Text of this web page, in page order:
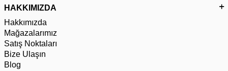
HAKKIMIZDA
Hakkımızda
Mağazalarımız
Satış Noktaları
Bize Ulaşın
Blog